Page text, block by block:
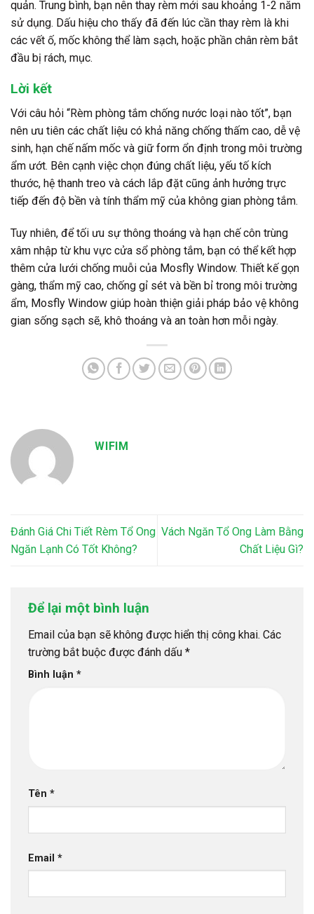
quản. Trung bình, bạn nên thay rèm mới sau khoảng 1-2 năm
sử dụng. Dấu hiệu cho thấy đã đến lúc cần thay rèm là khi
các vết ố, mốc không thể làm sạch, hoặc phần chân rèm bắt
đầu bị rách, mục.
Lời kết
Với câu hỏi “Rèm phòng tắm chống nước loại nào tốt”, bạn
nên ưu tiên các chất liệu có khả năng chống thấm cao, dễ vệ
sinh, hạn chế nấm mốc và giữ form ổn định trong môi trường
ẩm ướt. Bên cạnh việc chọn đúng chất liệu, yếu tố kích
thước, hệ thanh treo và cách lắp đặt cũng ảnh hưởng trực
tiếp đến độ bền và tính thẩm mỹ của không gian phòng tắm.
Tuy nhiên, để tối ưu sự thông thoáng và hạn chế côn trùng
xâm nhập từ khu vực cửa sổ phòng tắm, bạn có thể kết hợp
thêm cửa lưới chống muỗi của Mosfly Window. Thiết kế gọn
gàng, thẩm mỹ cao, chống gỉ sét và bền bỉ trong môi trường
ẩm, Mosfly Window giúp hoàn thiện giải pháp bảo vệ không
gian sống sạch sẽ, khô thoáng và an toàn hơn mỗi ngày.
WIFIM
Đánh Giá Chi Tiết Rèm Tổ Ong
Ngăn Lạnh Có Tốt Không?
Vách Ngăn Tổ Ong Làm Bằng
Chất Liệu Gì?
Để lại một bình luận
Email của bạn sẽ không được hiển thị công khai. Các
trường bắt buộc được đánh dấu *
Bình luận *
Tên *
Email *